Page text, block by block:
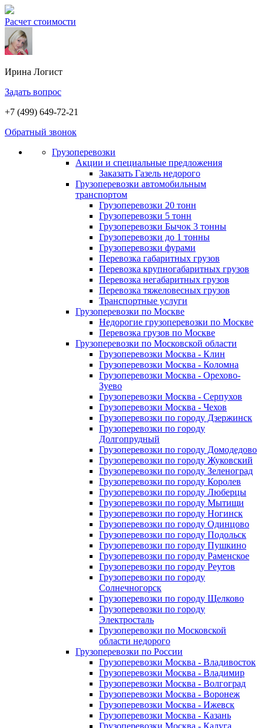
Расчет стоимости
Ирина Логист
Задать вопрос
+7 (499) 649-72-21
Обратный звонок
Грузоперевозки
Акции и специальные предложения
Заказать Газель недорого
Грузоперевозки автомобильным
транспортом
Грузоперевозки 20 тонн
Грузоперевозки 5 тонн
Грузоперевозки Бычок 3 тонны
Грузоперевозки до 1 тонны
Грузоперевозки фурами
Перевозка габаритных грузов
Перевозка крупногабаритных грузов
Перевозка негабаритных грузов
Перевозка тяжеловесных грузов
Транспортные услуги
Грузоперевозки по Москве
Недорогие грузоперевозки по Москве
Перевозка грузов по Москве
Грузоперевозки по Московской области
Грузоперевозки Москва - Клин
Грузоперевозки Москва - Коломна
Грузоперевозки Москва - Орехово-
Зуево
Грузоперевозки Москва - Серпухов
Грузоперевозки Москва - Чехов
Грузоперевозки по городу Дзержинск
Грузоперевозки по городу
Долгопрудный
Грузоперевозки по городу Домодедово
Грузоперевозки по городу Жуковский
Грузоперевозки по городу Зеленоград
Грузоперевозки по городу Королев
Грузоперевозки по городу Люберцы
Грузоперевозки по городу Мытищи
Грузоперевозки по городу Ногинск
Грузоперевозки по городу Одинцово
Грузоперевозки по городу Подольск
Грузоперевозки по городу Пушкино
Грузоперевозки по городу Раменское
Грузоперевозки по городу Реутов
Грузоперевозки по городу
Солнечногорск
Грузоперевозки по городу Щелково
Грузоперевозки по городу
Электросталь
Грузоперевозки по Московской
области недорого
Грузоперевозки по России
Грузоперевозки Москва - Владивосток
Грузоперевозки Москва - Владимир
Грузоперевозки Москва - Волгоград
Грузоперевозки Москва - Воронеж
Грузоперевозки Москва - Ижевск
Грузоперевозки Москва - Казань
Грузоперевозки Москва - Калуга